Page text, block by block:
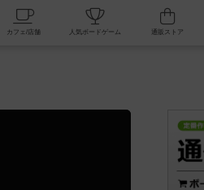
掲示板一覧 カフェ/店舗 人気ボードゲーム